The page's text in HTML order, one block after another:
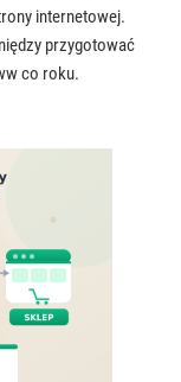
internetowej.
przygotować
co roku.